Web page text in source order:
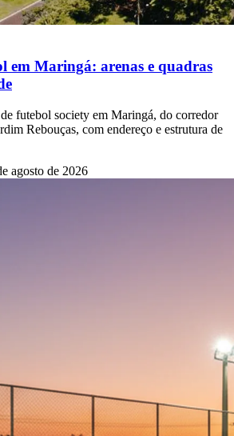
em Maringá: arenas e quadras
futebol society em Maringá, do corredor
Rebouças, com endereço e estrutura de
agosto de 2026